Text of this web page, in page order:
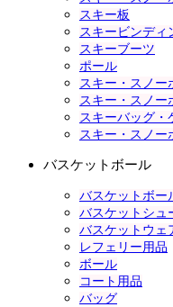
スキー板
スキービンディ
スキーブーツ
ポール
スキー・スノー
スキー・スノー
スキーバッグ・
スキー・スノー
バスケットボール
バスケットボー
バスケットシュ
バスケットウェ
レフェリー用品
ボール
コート用品
バッグ